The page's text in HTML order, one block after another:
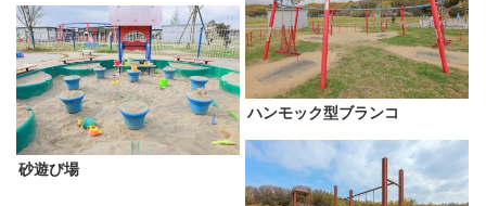
ハンモック型ブランコ
砂遊び場